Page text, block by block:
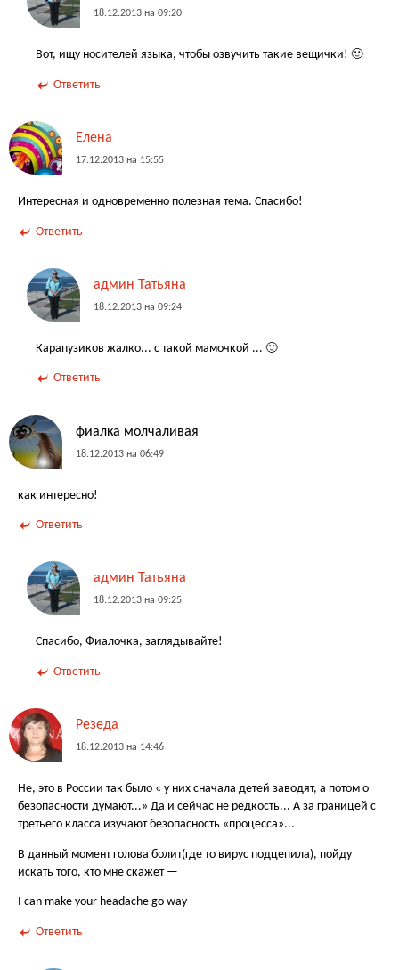
18.12.2013 на 09:20
Вот, ищу носителей языка, чтобы озвучить такие вещички! 🙂
Ответить
Елена
17.12.2013 на 15:55
Интересная и одновременно полезная тема. Спасибо!
Ответить
админ Татьяна
18.12.2013 на 09:24
Карапузиков жалко... с такой мамочкой ... 🙂
Ответить
фиалка молчаливая
18.12.2013 на 06:49
как интересно!
Ответить
админ Татьяна
18.12.2013 на 09:25
Спасибо, Фиалочка, заглядывайте!
Ответить
Резеда
18.12.2013 на 14:46
Не, это в России так было « у них сначала детей заводят, а потом о
безопасности думают...» Да и сейчас не редкость... А за границей с
третьего класса изучают безопасность «процесса»...
В данный момент голова болит(где то вирус подцепила), пойду
искать того, кто мне скажет —
I can make your headache go way
Ответить